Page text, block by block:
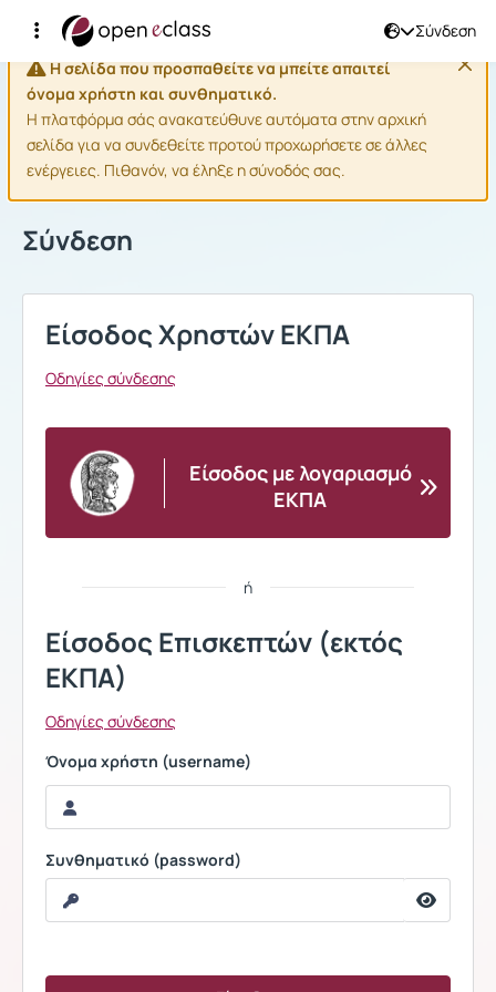
Σύνδεση
Η σελίδα που προσπαθείτε να μπείτε απαιτεί
όνομα χρήστη και συνθηματικό.
Η πλατφόρμα σάς ανακατεύθυνε αυτόματα στην αρχική
σελίδα για να συνδεθείτε προτού προχωρήσετε σε άλλες
ενέργειες. Πιθανόν, να έληξε η σύνοδός σας.
Σύνδεση
Είσοδος Χρηστών ΕΚΠΑ
Οδηγίες σύνδεσης
Είσοδος με λογαριασμό
ΕΚΠΑ
ή
Είσοδος Επισκεπτών (εκτός
ΕΚΠΑ)
Οδηγίες σύνδεσης
Όνομα χρήστη (username)
Συνθηματικό (password)